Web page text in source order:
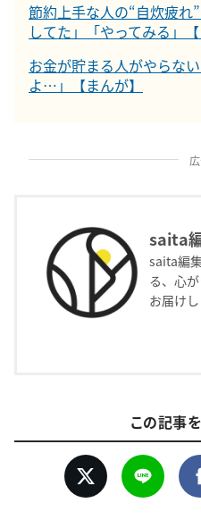
節約上手な人の“自炊疲れ
してた」「やってみる」【
お金が貯まる人がやらな
よ…」【まんが】
saita
saita編
る、心
お届けし
この記事